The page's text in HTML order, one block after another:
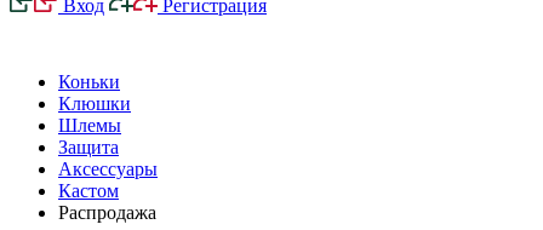
Вход Регистрация
Коньки
Клюшки
Шлемы
Защита
Аксессуары
Кастом
Распродажа